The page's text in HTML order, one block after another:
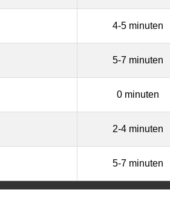
4-5 minuten
5-7 minuten
0 minuten
2-4 minuten
5-7 minuten